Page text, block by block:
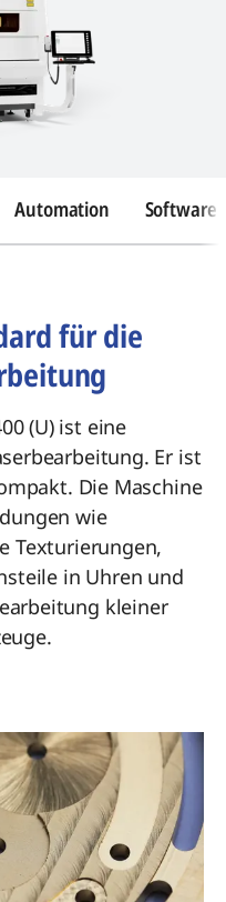
Automation Software
für die
(U) ist eine
Er ist
Die Maschine
wie
Texturierungen,
in Uhren und
kleiner